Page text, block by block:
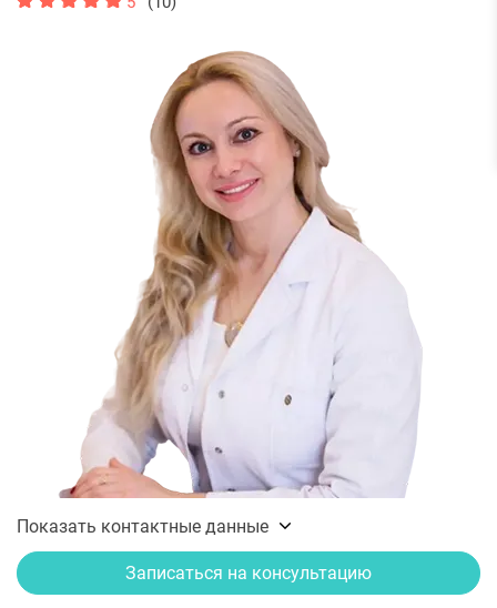
Показать контактные данные
Записаться на консультацию